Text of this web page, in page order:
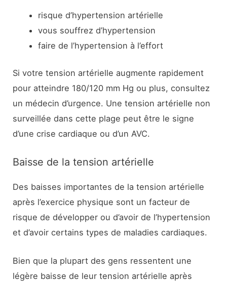
risque d’hypertension artérielle
vous souffrez d’hypertension
faire de l’hypertension à l’effort
Si votre tension artérielle augmente rapidement
pour atteindre 180/120 mm Hg ou plus, consultez
un médecin d’urgence. Une tension artérielle non
surveillée dans cette plage peut être le signe
d’une crise cardiaque ou d’un AVC.
Baisse de la tension artérielle
Des baisses importantes de la tension artérielle
après l’exercice physique sont un facteur de
risque de développer ou d’avoir de l’hypertension
et d’avoir certains types de maladies cardiaques.
Bien que la plupart des gens ressentent une
légère baisse de leur tension artérielle après